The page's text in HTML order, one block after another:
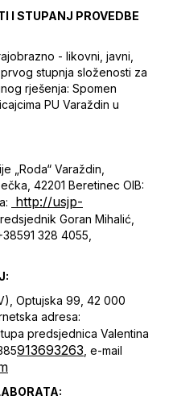
I STUPANJ PROVEDBE
- likovni, javni,
stupnja složenosti za
rješenja: Spomen
PU Varaždin u
„Roda“ Varaždin,
42201 Beretinec OIB:
http://usjp-
Goran Mihalić,
328 4055,
Optujska 99, 42 000
adresa:
predsjednica Valentina
913693263 , e-mail